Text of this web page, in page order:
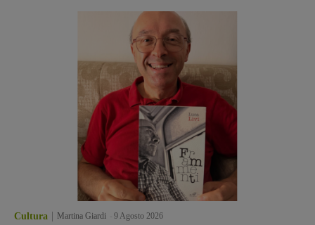
Cultura Martina Giardi 9 Agosto 2026